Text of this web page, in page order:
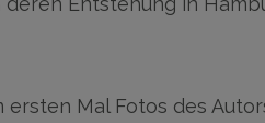
Mal Fotos des